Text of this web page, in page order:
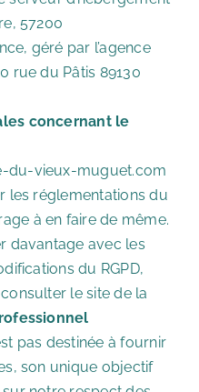
57200
géré par l’agence
rue du Pâtis 89130
concernant le
du-vieux-muguet.com
les réglementations du
à en faire de même.
davantage avec les
du RGPD,
le site de la
pas destinée à fournir
son unique objectif